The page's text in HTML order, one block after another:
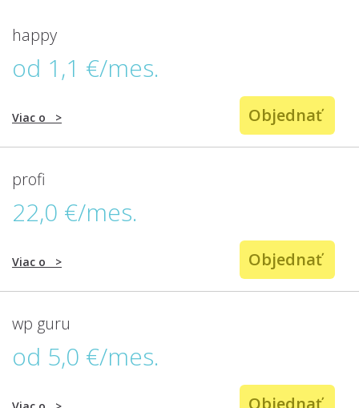
happy
od 1,1 €/mes.
Objednať
Viac o >
profi
22,0 €/mes.
Objednať
Viac o >
wp guru
od 5,0 €/mes.
Objednať